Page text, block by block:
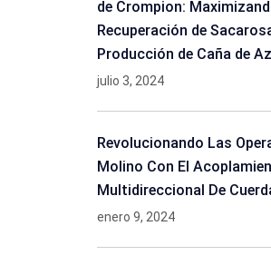
de Crompion:
Recuperación de
Producción de Caña de
julio 3, 2024
Revolucionando Las
Molino Con El
Multidireccional De
enero 9, 2024